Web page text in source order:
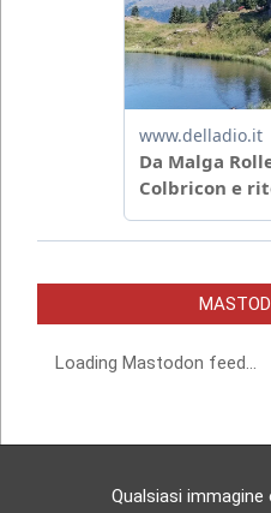
Loading Mastodon feed...
Qualsiasi